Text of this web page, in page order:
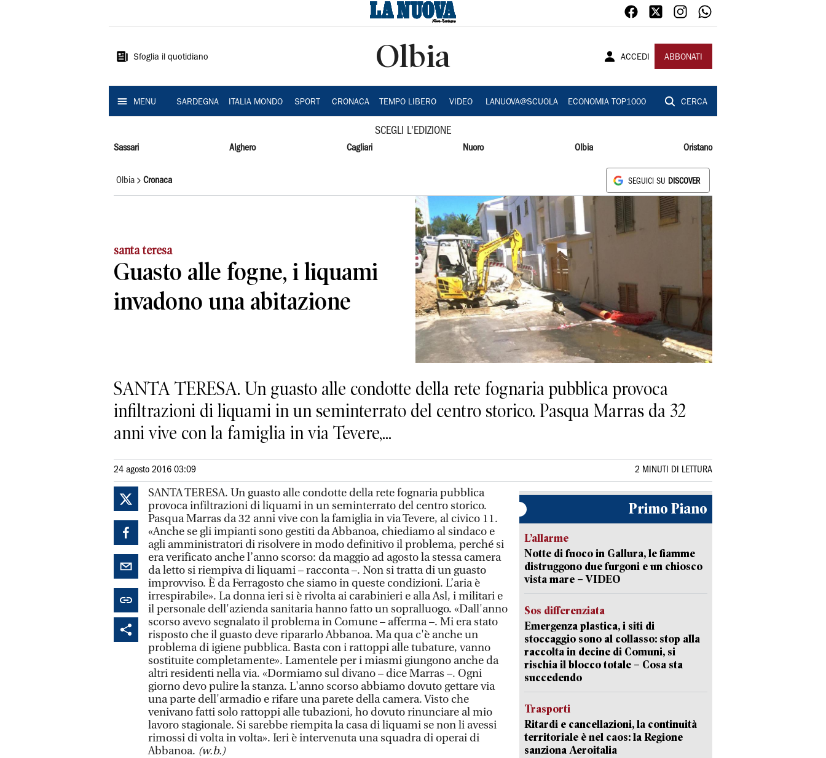
Sardegna
Sfoglia il quotidiano Olbia ACCEDI ABBONATI
MENU SARDEGNA ITALIA MONDO SPORT CRONACA TEMPO LIBERO VIDEO LANUOVA@SCUOLA ECONOMIA TOP1000 CERCA
SCEGLI L'EDIZIONE
Sassari Alghero Cagliari Nuoro Olbia Oristano
Olbia Cronaca SEGUICI SU DISCOVER
santa teresa
Guasto alle fogne, i liquami
invadono una abitazione
SANTA TERESA. Un guasto alle condotte della rete fognaria pubblica provoca
infiltrazioni di liquami in un seminterrato del centro storico. Pasqua Marras da 32
anni vive con la famiglia in via Tevere,...
24 agosto 2016 03:09 2 MINUTI DI LETTURA
SANTA TERESA. Un guasto alle condotte della rete fognaria pubblica
provoca infiltrazioni di liquami in un seminterrato del centro storico.
Pasqua Marras da 32 anni vive con la famiglia in via Tevere, al civico 11.
«Anche se gli impianti sono gestiti da Abbanoa, chiediamo al sindaco e
agli amministratori di risolvere in modo definitivo il problema, perché si
era verificato anche l’anno scorso: da maggio ad agosto la stessa camera
da letto si riempiva di liquami – racconta –. Non si tratta di un guasto
improvviso. È da Ferragosto che siamo in queste condizioni. L’aria è
irrespirabile». La donna ieri si è rivolta ai carabinieri e alla Asl, i militari e
il personale dell'azienda sanitaria hanno fatto un sopralluogo. «Dall'anno
scorso avevo segnalato il problema in Comune – afferma –. Mi era stato
risposto che il guasto deve ripararlo Abbanoa. Ma qua c'è anche un
problema di igiene pubblica. Basta con i rattoppi alle tubature, vanno
sostituite completamente». Lamentele per i miasmi giungono anche da
altri residenti nella via. «Dormiamo sul divano – dice Marras –. Ogni
giorno devo pulire la stanza. L'anno scorso abbiamo dovuto gettare via
una parte dell'armadio e rifare una parete della camera. Visto che
venivano fatti solo rattoppi alle tubazioni, ho dovuto rinunciare al mio
lavoro stagionale. Si sarebbe riempita la casa di liquami se non li avessi
rimossi di volta in volta». Ieri è intervenuta una squadra di operai di
Abbanoa. (w.b.)
Primo Piano
L’allarme
Notte di fuoco in Gallura, le fiamme
distruggono due furgoni e un chiosco
vista mare – VIDEO
Sos differenziata
Emergenza plastica, i siti di
stoccaggio sono al collasso: stop alla
raccolta in decine di Comuni, si
rischia il blocco totale – Cosa sta
succedendo
Trasporti
Ritardi e cancellazioni, la continuità
territoriale è nel caos: la Regione
sanziona Aeroitalia